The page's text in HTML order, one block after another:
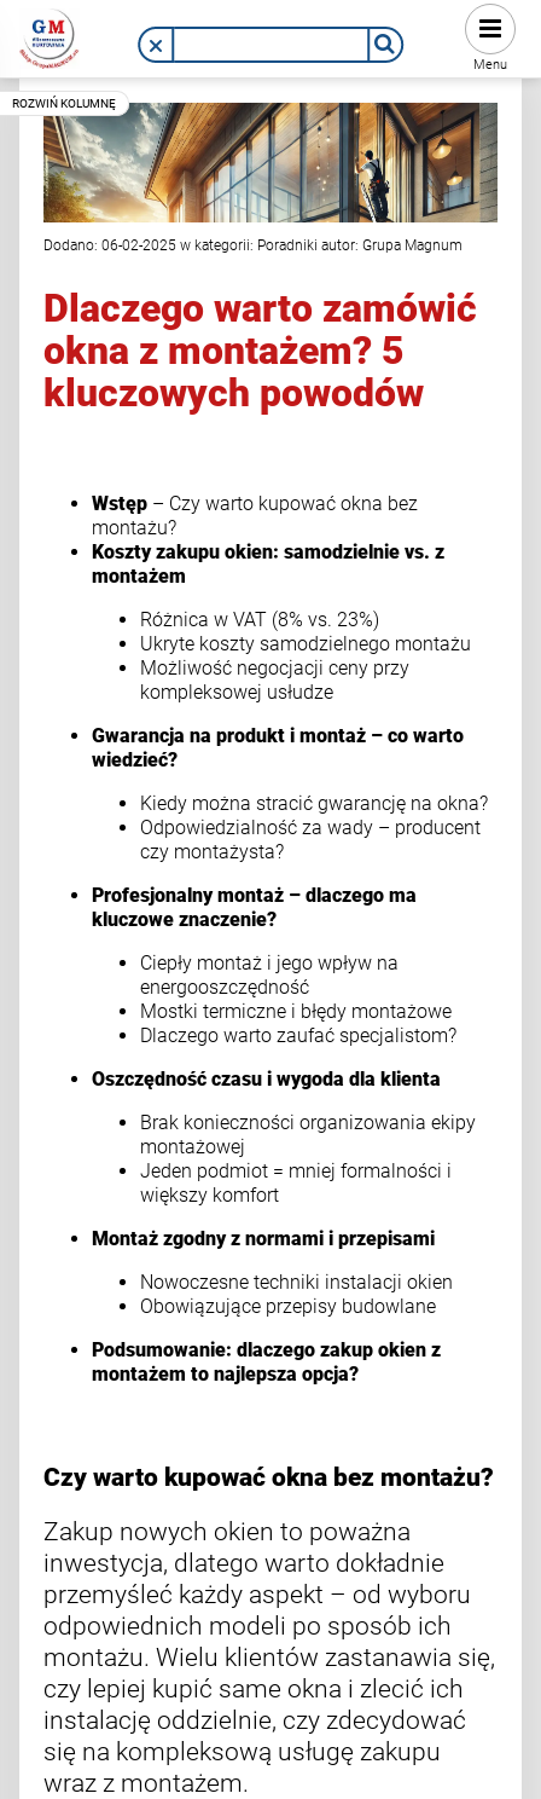
Menu
Dodano: 06-02-2025 w kategorii: Poradniki autor: Grupa Magnum
Dlaczego warto zamówić
okna z montażem? 5
kluczowych powodów
Wstęp – Czy warto kupować okna bez
montażu?
Koszty zakupu okien: samodzielnie vs. z
montażem
Różnica w VAT (8% vs. 23%)
Ukryte koszty samodzielnego montażu
Możliwość negocjacji ceny przy
kompleksowej usłudze
Gwarancja na produkt i montaż – co warto
wiedzieć?
Kiedy można stracić gwarancję na okna?
Odpowiedzialność za wady – producent
czy montażysta?
Profesjonalny montaż – dlaczego ma
kluczowe znaczenie?
Ciepły montaż i jego wpływ na
energooszczędność
Mostki termiczne i błędy montażowe
Dlaczego warto zaufać specjalistom?
Oszczędność czasu i wygoda dla klienta
Brak konieczności organizowania ekipy
montażowej
Jeden podmiot = mniej formalności i
większy komfort
Montaż zgodny z normami i przepisami
Nowoczesne techniki instalacji okien
Obowiązujące przepisy budowlane
Podsumowanie: dlaczego zakup okien z
montażem to najlepsza opcja?
Czy warto kupować okna bez montażu?
Zakup nowych okien to poważna
inwestycja, dlatego warto dokładnie
przemyśleć każdy aspekt – od wyboru
odpowiednich modeli po sposób ich
montażu. Wielu klientów zastanawia się,
czy lepiej kupić same okna i zlecić ich
instalację oddzielnie, czy zdecydować
się na kompleksową usługę zakupu
wraz z montażem.